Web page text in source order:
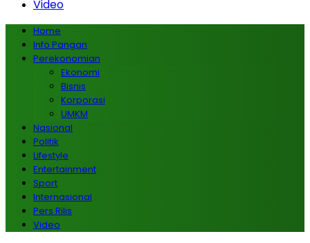
Video
Home
Info Pangan
Perekonomian
Ekonomi
Bisnis
Korporasi
UMKM
Nasional
Politik
Lifestyle
Entertainment
Sport
Internasional
Pers Rilis
Video